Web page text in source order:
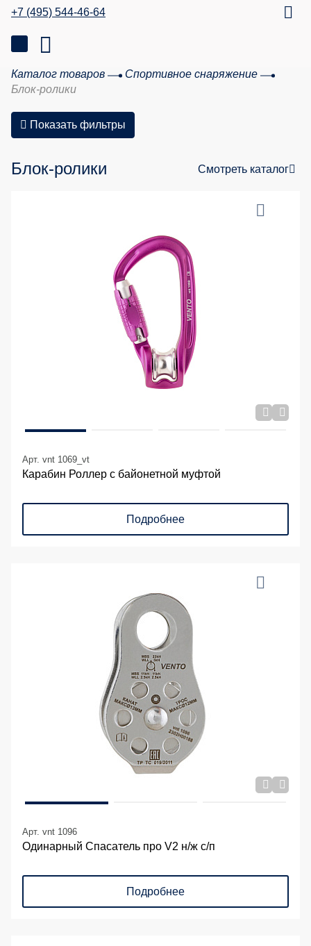
+7 (495) 544-46-64
Каталог товаров
Спортивное снаряжение
Блок-ролики
Показать фильтры
Блок-ролики Смотреть каталог
Арт. vnt 1069_vt
Карабин Роллер с байонетной муфтой
Подробнее
Арт. vnt 1096
Одинарный Спасатель про V2 н/ж с/п
Подробнее